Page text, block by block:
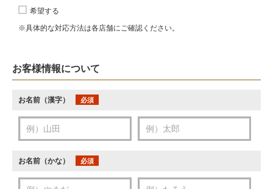
希望する
※具体的な対応方法は各店舗にご確認ください。
お客様情報について
お名前（漢字） 必須
お名前（かな） 必須